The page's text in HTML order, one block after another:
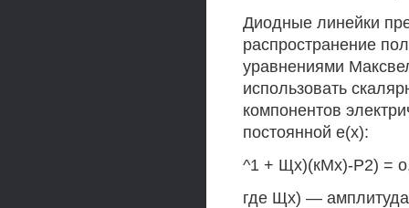
Диодные линейки
распространение
уравнениями
использовать
компонентов
постоянной е(х):
^1 + Щх)(кМх)-Р2) =
где Щх) —